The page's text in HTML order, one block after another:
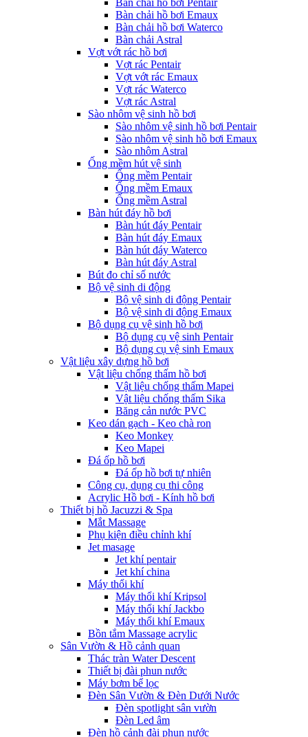
Bàn chải hồ bơi Pentair
Bàn chải hồ bơi Emaux
Bàn chải hồ bơi Waterco
Bàn chải Astral
Vợt vớt rác hồ bơi
Vợt rác Pentair
Vợt vớt rác Emaux
Vợt rác Waterco
Vợt rác Astral
Sào nhôm vệ sinh hồ bơi
Sào nhôm vệ sinh hồ bơi Pentair
Sào nhôm vệ sinh hồ bơi Emaux
Sào nhôm Astral
Ống mềm hút vệ sinh
Ống mềm Pentair
Ống mềm Emaux
Ống mềm Astral
Bàn hút đáy hồ bơi
Bàn hút đáy Pentair
Bàn hút đáy Emaux
Bàn hút đáy Waterco
Bàn hút đáy Astral
Bút đo chỉ số nước
Bộ vệ sinh di động
Bộ vệ sinh di động Pentair
Bộ vệ sinh di động Emaux
Bộ dụng cụ vệ sinh hồ bơi
Bộ dụng cụ vệ sinh Pentair
Bộ dụng cụ vệ sinh Emaux
Vật liệu xây dựng hồ bơi
Vật liệu chống thấm hồ bơi
Vật liệu chống thấm Mapei
Vật liệu chống thấm Sika
Băng cản nước PVC
Keo dán gạch - Keo chà ron
Keo Monkey
Keo Mapei
Đá ốp hồ bơi
Đá ốp hồ bơi tự nhiên
Công cụ, dụng cụ thi công
Acrylic Hồ bơi - Kính hồ bơi
Thiết bị hồ Jacuzzi & Spa
Mắt Massage
Phụ kiện điều chỉnh khí
Jet masage
Jet khí pentair
Jet khí china
Máy thổi khí
Máy thổi khí Kripsol
Máy thổi khí Jackbo
Máy thổi khí Emaux
Bồn tắm Massage acrylic
Sân Vườn & Hồ cảnh quan
Thác tràn Water Descent
Thiết bị đài phun nước
Máy bơm bể lọc
Đèn Sân Vườn & Đèn Dưới Nước
Đèn spotlight sân vườn
Đèn Led âm
Đèn hồ cảnh đài phun nước